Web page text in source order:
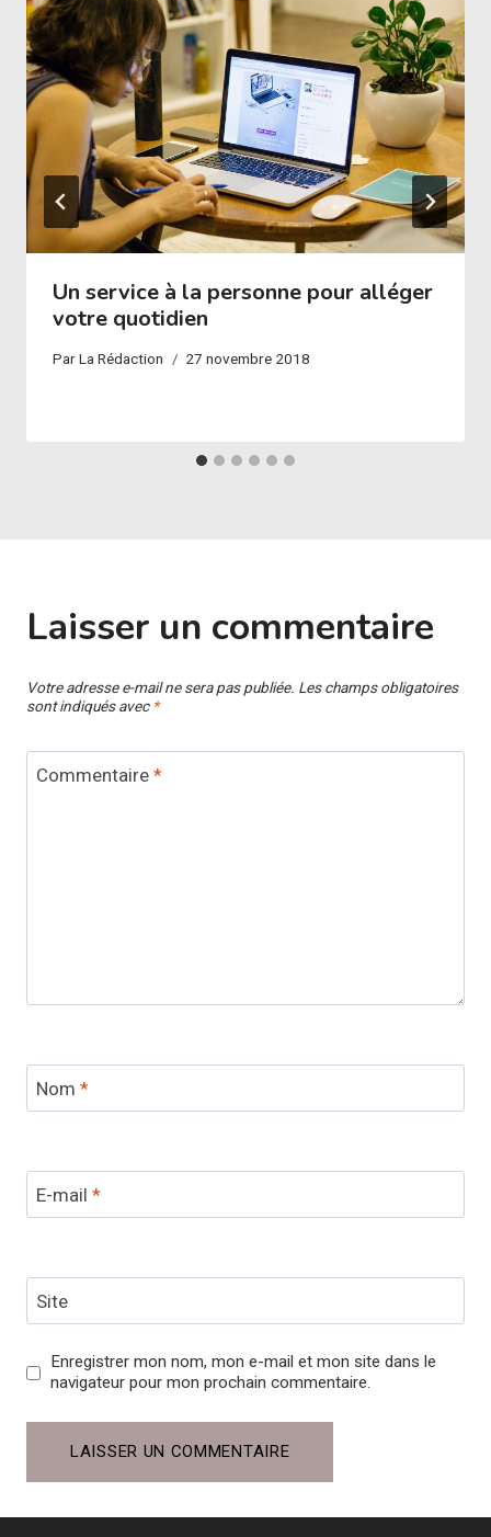
Un service à la personne pour alléger
votre quotidien
ParLa Rédaction 27 novembre 2018
Laisser un commentaire
Votre adresse e-mail ne sera pas publiée. Les champs obligatoires
sont indiqués avec *
Commentaire *
Nom *
E-mail *
Site
Enregistrer mon nom, mon e-mail et mon site dans le
navigateur pour mon prochain commentaire.